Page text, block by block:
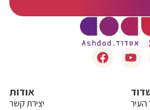
אודות
יצירת קשר